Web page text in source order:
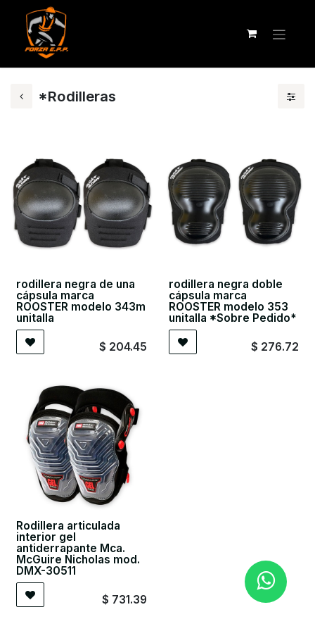
*Rodilleras
rodillera negra de una
cápsula marca
ROOSTER modelo 343m
unitalla
$ 204.45
rodillera negra doble
cápsula marca
ROOSTER modelo 353
unitalla *Sobre Pedido*
$ 276.72
Rodillera articulada
interior gel
antiderrapante Mca.
McGuire Nicholas mod.
DMX-30511
$ 731.39